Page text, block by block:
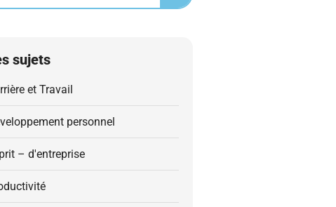
sujets
et Travail
personnel
– d'entreprise